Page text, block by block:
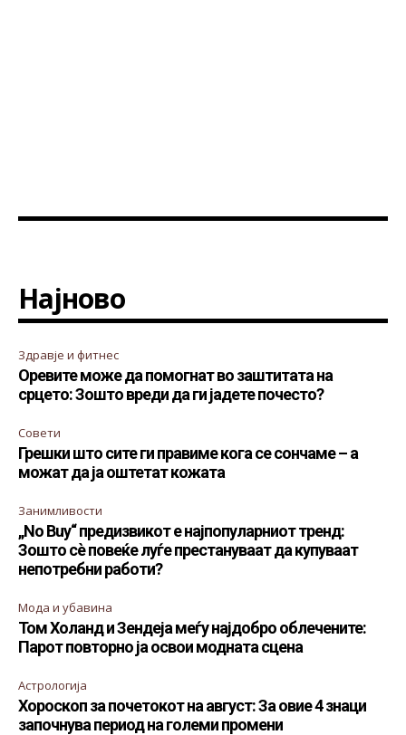
Најново
Здравје и фитнес
Оревите може да помогнат во заштитата на
срцето: Зошто вреди да ги јадете почесто?
Совети
Грешки што сите ги правиме кога се сончаме – а
можат да ја оштетат кожата
Занимливости
„No Buy“ предизвикот е најпопуларниот тренд:
Зошто сè повеќе луѓе престануваат да купуваат
непотребни работи?
Мода и убавина
Том Холанд и Зендеја меѓу најдобро облечените:
Парот повторно ја освои модната сцена
Астрологија
Хороскоп за почетокот на август: За овие 4 знаци
започнува период на големи промени